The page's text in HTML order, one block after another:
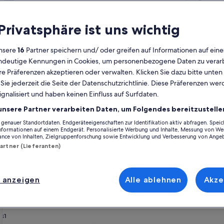
Derzeit
die
Monate
August
2026
und
September
angezeigt.
MoMontag
DiDienstag
MiMittwoch
DoDonnerstag
Fr Freitag
SaSamstag
SoSonntag
3 4 5 6 7 8 9
10 11 12
23
30
31
MoMontag
Di
7 8 9
21 22
28 29
die den perfekten Ausgangspunkt für deine Reise bilden.
die du für einen gelungenen Urlaub mit deinen Lieben
die allen gefällt und allen Bedürfnissen gerecht wird – dir steht
oder geeignet für Nichtraucher sind.
– Admiralspalast
gibt’s Rabatt / Russian Colony Alexandrowka - Remise
ist uns wichtig
16 Partner speichern und/ oder greifen auf Informationen auf
Kennungen in Cookies, um personenbezogene Daten zu
Präferenzen akzeptieren oder verwalten. Klicken Sie dazu bitte
jederzeit die Seite der Datenschutzrichtlinie. Diese Präferenzen
und haben keinen Einfluss auf Surfdaten.
Partner verarbeiten Daten, um Folgendes
Standortdaten. Endgeräteeigenschaften zur Identifikation aktiv abfragen.
auf einem Endgerät. Personalisierte Werbung und Inhalte, Messung von
von Inhalten, Zielgruppenforschung sowie Entwicklung und Verbesserung von
(Lieferanten)
Alle ablehnen